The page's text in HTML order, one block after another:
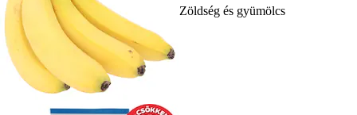
Zöldség és gyümölcs